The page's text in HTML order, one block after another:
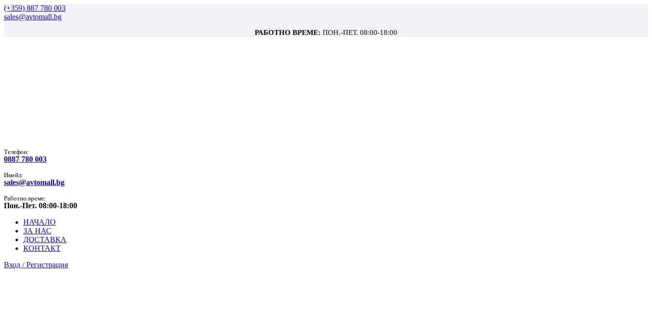
(+359) 887 780 003
sales@avtomall.bg
РАБОТНО ВРЕМЕ: ПОН.-ПЕТ. 08:00-18:00
Tелефон:
0887 780 003
Имейл:
sales@avtomall.bg
Работно време:
Пон.-Пет. 08:00-18:00
НАЧАЛО
ЗА НАС
ДОСТАВКА
КОНТАКТ
Вход / Регистрация